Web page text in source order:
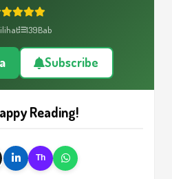
139Bab
Subscribe
Reading!
Th